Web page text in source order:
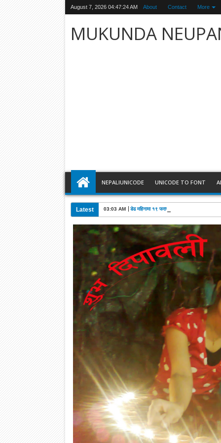
August 7, 2026 04:47:25 AM About Contact More
MUKUNDA
NEPALIUNICODE UNICODE TO FONT
Latest 03:03 AM डेढ महिनामा १९ फरार अभियुक्त पक्राउः दिपक